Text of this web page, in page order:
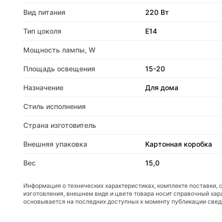
Вид питания 220 Вт
Тип цоколя E14
Мощность лампы, W
Площадь освещения 15-20
Назначение Для дома
Стиль исполнения
Страна изготовитель
Внешняя упаковка Картонная коробка
Вес 15,0
Информация о технических характеристиках, комплекте поставки,
изготовления, внешнем виде и цвете товара носит справочный
основывается на последних доступных к моменту публикации